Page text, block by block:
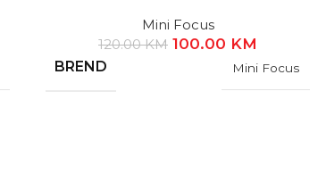
Mini Focus
120.00KM 100.00 KM
BREND Mini Focus